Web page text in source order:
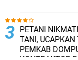
PETANI
TANI,
PEMKAB